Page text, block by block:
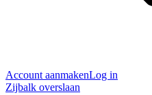
Account aanmakenLog in
Zijbalk overslaan